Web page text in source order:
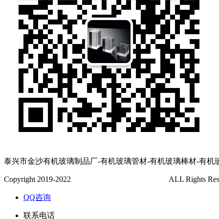
泰兴市金沙有机玻璃制品厂-有机玻璃管材-有机玻璃棒材-有机
Copyright 2019-2022 ALL Rights
QQ咨询
联系电话